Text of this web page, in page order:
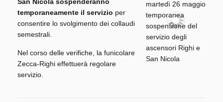
San Nicola sospenderanno
temporaneamente il servizio per
consentire lo svolgimento dei collaudi
semestrali.
Nel corso delle verifiche, la funicolare
Zecca-Righi effettuerà regolare
servizio.